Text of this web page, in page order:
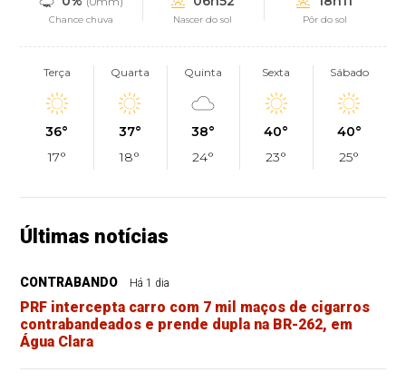
Chance chuva Nascer do sol Pôr do sol
Terça
36°
17°
Quarta
37°
18°
Quinta
38°
24°
Sexta
40°
23°
Sábado
40°
25°
Últimas notícias
CONTRABANDO Há 1 dia
PRF intercepta carro com 7 mil maços de cigarros
contrabandeados e prende dupla na BR-262, em
Água Clara